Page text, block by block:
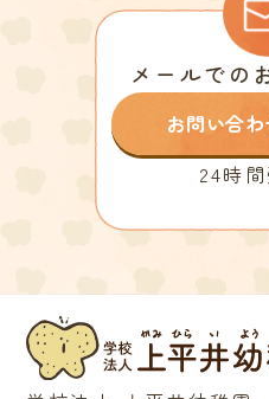
メールでの
お問い合
24時